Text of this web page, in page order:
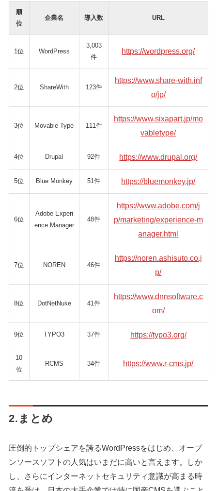
順
位
企業名 導入数 URL
1位 WordPress
3,003
件
https://wordpress.org/
2位 ShareWith 123件
https://www.share-with.inf
o/jp/
3位 Movable Type 111件
https://www.sixapart.jp/mo
vabletype/
4位 Drupal 92件 https://www.drupal.org/
5位 Blue Monkey 51件 https://bluemonkey.jp/
6位
Adobe Experi
ence Manager
48件
https://www.adobe.com/j
p/marketing/experience-m
anager.html
7位 NOREN 46件
https://noren.ashisuto.co.j
p/
8位 DotNetNuke 41件
https://www.dnnsoftware.c
om/
9位 TYPO3 37件 https://typo3.org/
10
位
RCMS 34件 https://www.r-cms.jp/
2.まとめ
圧倒的トップシェアを誇るWordPressをはじめ、オープ
ンソースソフトの人気はいまだに高いと言えます。しか
し、さらにインターネットセキュリティ意識が高まる時